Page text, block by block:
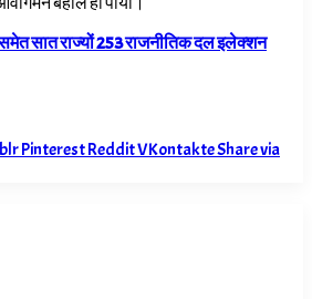
समेत सात राज्यों 253 राजनीतिक दल इलेक्शन
PinterestRedditVKontakteShare via